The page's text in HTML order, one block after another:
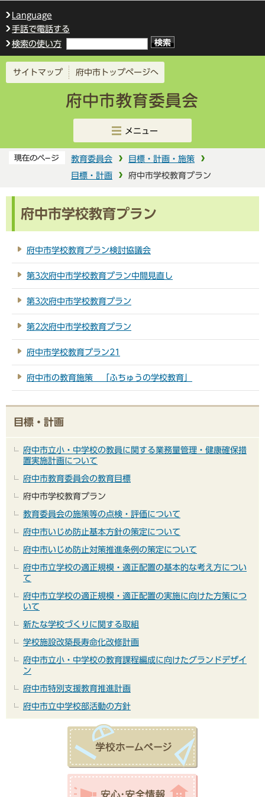
Language
手話で電話する
検索の使い方
サイトマップ 府中市トップページへ
メニュー
教育委員会
目標・計画・施策
目標・計画
府中市学校教育プラン
府中市学校教育プラン
府中市学校教育プラン検討協議会
第3次府中市学校教育プラン中間見直し
第3次府中市学校教育プラン
第2次府中市学校教育プラン
府中市学校教育プラン21
府中市の教育施策 「ふちゅうの学校教育」
目標・計画
府中市立小・中学校の教員に関する業務量管理・健康確保措
置実施計画について
府中市教育委員会の教育目標
府中市学校教育プラン
教育委員会の施策等の点検・評価について
府中市いじめ防止基本方針の策定について
府中市いじめ防止対策推進条例の策定について
府中市立学校の適正規模・適正配置の基本的な考え方につい
て
府中市立学校の適正規模・適正配置の実施に向けた方策につ
いて
新たな学校づくりに関する取組
学校施設改築長寿命化改修計画
府中市立小・中学校の教育課程編成に向けたグランドデザイ
ン
府中市特別支援教育推進計画
府中市立中学校部活動の方針